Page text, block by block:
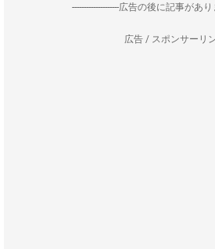
--------------------広告の後に記事があり
広告 / スポンサーリ